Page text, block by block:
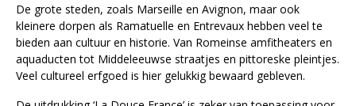
De grote steden, zoals Marseille en Avignon, maar ook
kleinere dorpen als Ramatuelle en Entrevaux hebben veel te
bieden aan cultuur en historie. Van Romeinse amfitheaters en
aquaducten tot Middeleeuwse straatjes en pittoreske pleintjes.
Veel cultureel erfgoed is hier gelukkig bewaard gebleven.